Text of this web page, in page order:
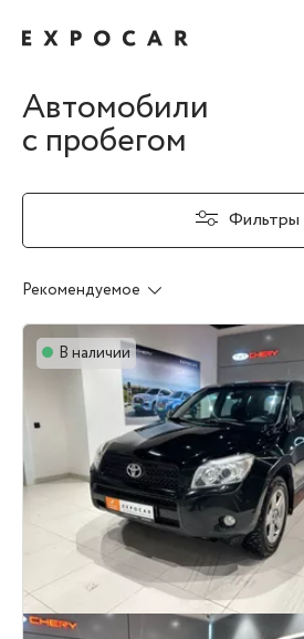
Автомобили
с пробегом
Фильтры
Рекомендуемое
В наличии